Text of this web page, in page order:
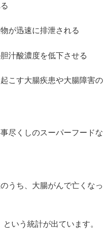
が迅速に排泄される
汁酸濃度を低下させる
こす大腸疾患や大腸障害の
尽くしのスーパーフードな
うち、大腸がんで亡くなっ
いう統計が出ています。